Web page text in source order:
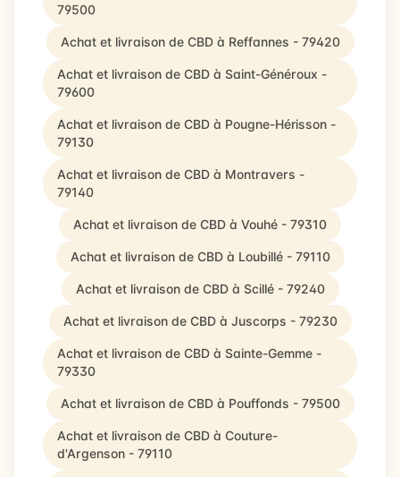
79500
Achat et livraison de CBD à Reffannes - 79420
Achat et livraison de CBD à Saint-Généroux -
79600
Achat et livraison de CBD à Pougne-Hérisson -
79130
Achat et livraison de CBD à Montravers -
79140
Achat et livraison de CBD à Vouhé - 79310
Achat et livraison de CBD à Loubillé - 79110
Achat et livraison de CBD à Scillé - 79240
Achat et livraison de CBD à Juscorps - 79230
Achat et livraison de CBD à Sainte-Gemme -
79330
Achat et livraison de CBD à Pouffonds - 79500
Achat et livraison de CBD à Couture-
d'Argenson - 79110